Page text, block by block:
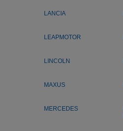
LANCIA
LEAPMOTOR
LINCOLN
MAXUS
MERCEDES